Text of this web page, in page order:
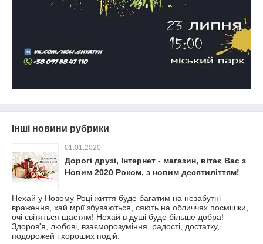
Інші новини рубрики
01.01.2020
Дорогі друзі, Інтернет - магазин, вітає Вас з
Новим 2020 Роком, з новим десятиліттям!
Нехай у Новому Році життя буде багатим на незабутні
враження, хай мрії збуваються, сяють на обличчях посмішки,
очі світяться щастям! Нехай в душі буде більше добра!
Здоров'я, любові, взаєморозуміння, радості, достатку,
подорожей і хороших подій.